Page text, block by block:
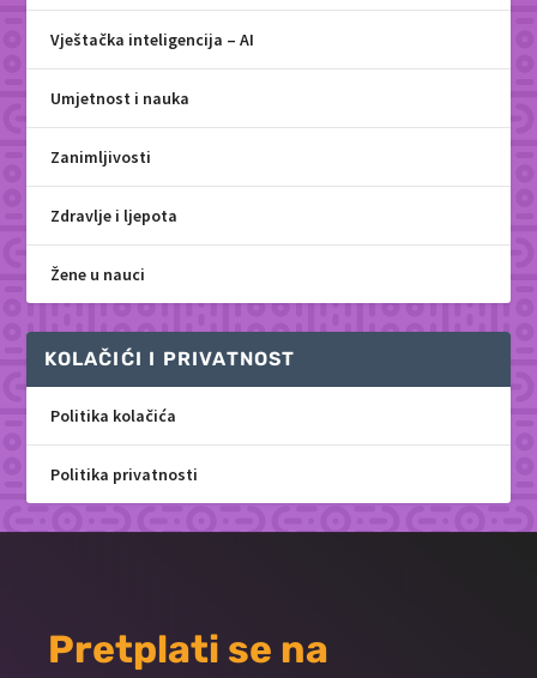
Vještačka inteligencija – AI
Umjetnost i nauka
Zanimljivosti
Zdravlje i ljepota
Žene u nauci
KOLAČIĆI I PRIVATNOST
Politika kolačića
Politika privatnosti
Pretplati se na